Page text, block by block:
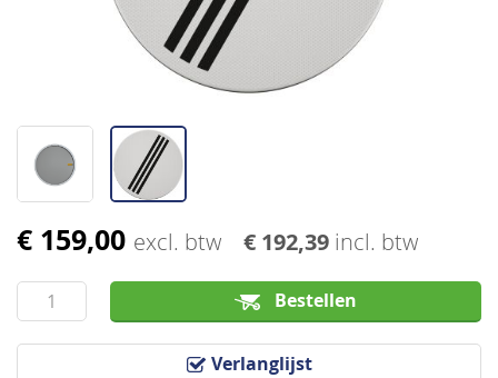
€ 159,00 excl. btw € 192,39 incl. btw
Bestellen
Verlanglijst
Ga
het
begin
van